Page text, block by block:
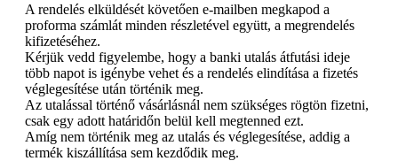
A rendelés elküldését követően e-mailben megkapod a
proforma számlát minden részletével együtt, a megrendelés
kifizetéséhez.
Kérjük vedd figyelembe, hogy a banki utalás átfutási ideje
több napot is igénybe vehet és a rendelés elindítása a fizetés
véglegesítése után történik meg.
Az utalással történő vásárlásnál nem szükséges rögtön fizetni,
csak egy adott határidőn belül kell megtenned ezt.
Amíg nem történik meg az utalás és véglegesítése, addig a
termék kiszállítása sem kezdődik meg.